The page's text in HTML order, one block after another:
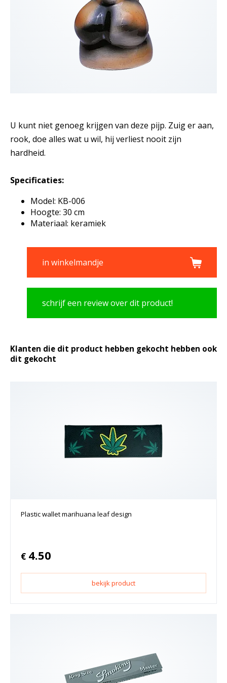
U kunt niet genoeg krijgen van deze pijp. Zuig er aan,
rook, doe alles wat u wil, hij verliest nooit zijn
hardheid.
Specificaties:
Model: KB-006
Hoogte: 30 cm
Materiaal: keramiek
in winkelmandje
schrijf een review over dit product!
Klanten die dit product hebben gekocht hebben ook
dit gekocht
Plastic wallet marihuana leaf design
€ 4.50
bekijk product